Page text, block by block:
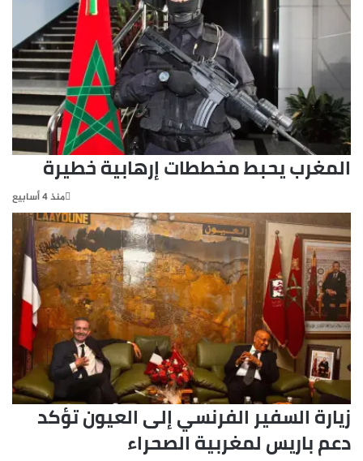
المغرب يحبط مخططات إرهابية خطيرة
منذ 4 أسابيع
زيارة السفير الفرنسي إلى العيون تؤكد
دعم باريس لمغربية الصحراء